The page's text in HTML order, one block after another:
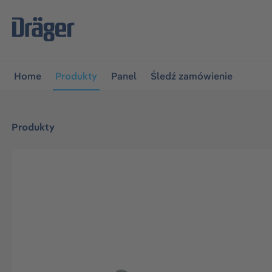
do głównej nawigacji
Home Produkty Panel Śledź zamówienie
Produkty